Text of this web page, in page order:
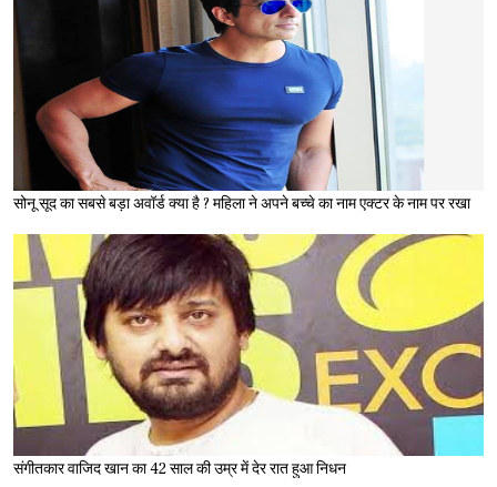
सोनू सूद का सबसे बड़ा अवॉर्ड क्या है ? महिला ने अपने बच्चे का नाम एक्टर के नाम पर रखा
संगीतकार वाजिद खान का 42 साल की उम्र में देर रात हुआ निधन